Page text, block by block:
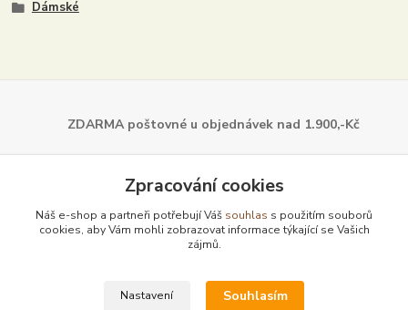
Dámské
ZDARMA poštovné u objednáveknad 1.900,-Kč
Dále z naší nabídky
Zpracování cookies
Náš e-shop a partneři potřebují Váš souhlas s použitím souborů
cookies, aby Vám mohli zobrazovat informace týkající se Vašich
zájmů.
Nastavení Souhlasím